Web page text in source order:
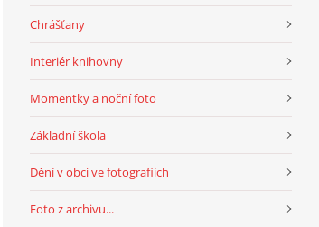
Chrášťany
Interiér knihovny
Momentky a noční foto
Základní škola
Dění v obci ve fotografiích
Foto z archivu...